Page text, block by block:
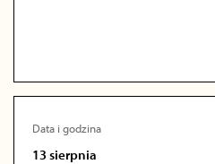
Data i godzina
13 sierpnia